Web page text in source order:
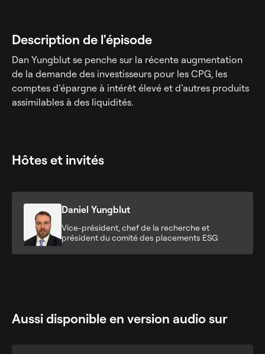
Description de l'épisode
Dan Yungblut se penche sur la récente augmentation
de la demande des investisseurs pour les CPG, les
comptes d’épargne à intérêt élevé et d’autres produits
assimilables à des liquidités.
Hôtes et invités
Daniel Yungblut
Vice-président, chef de la recherche et
président du comité des placements ESG
Aussi disponible en version audio sur